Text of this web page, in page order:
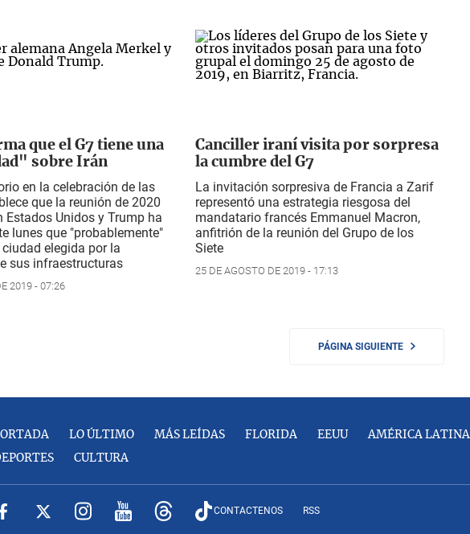
que el G7 tiene una
sobre Irán
en la celebración de las
que la reunión de 2020
Estados Unidos y Trump ha
lunes que "probablemente"
elegida por la
sus infraestructuras
2019 - 07:26
Canciller iraní visita por sorpresa
la cumbre del G7
La invitación sorpresiva de Francia a Zarif
representó una estrategia riesgosa del
mandatario francés Emmanuel Macron,
anfitrión de la reunión del Grupo de los
Siete
25 DE AGOSTO DE 2019 - 17:13
PÁGINA SIGUIENTE
LO ÚLTIMO MÁS LEÍDAS FLORIDA EEUU AMÉRICA LATINA
CULTURA
CONTACTENOS RSS